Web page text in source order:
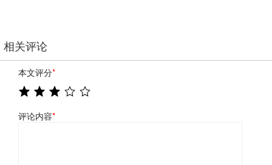
相关评论
本文评分*
评论内容*